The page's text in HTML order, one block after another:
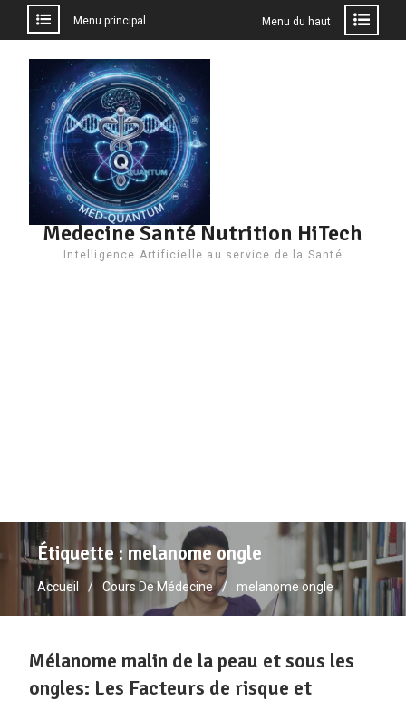
contenu
Menu principal Menu du haut
Medecine Santé Nutrition HiTech
Intelligence Artificielle au service de la Santé
Étiquette : melanome ongle
Accueil Cours De Médecine melanome ongle
Mélanome malin de la peau et sous les
ongles: Les Facteurs de risque et